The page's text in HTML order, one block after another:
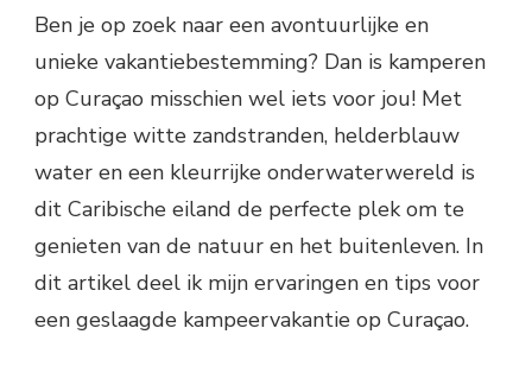
Ben je op zoek naar een avontuurlijke en
unieke vakantiebestemming? Dan is kamperen
op Curaçao misschien wel iets voor jou! Met
prachtige witte zandstranden, helderblauw
water en een kleurrijke onderwaterwereld is
dit Caribische eiland de perfecte plek om te
genieten van de natuur en het buitenleven. In
dit artikel deel ik mijn ervaringen en tips voor
een geslaagde kampeervakantie op Curaçao.